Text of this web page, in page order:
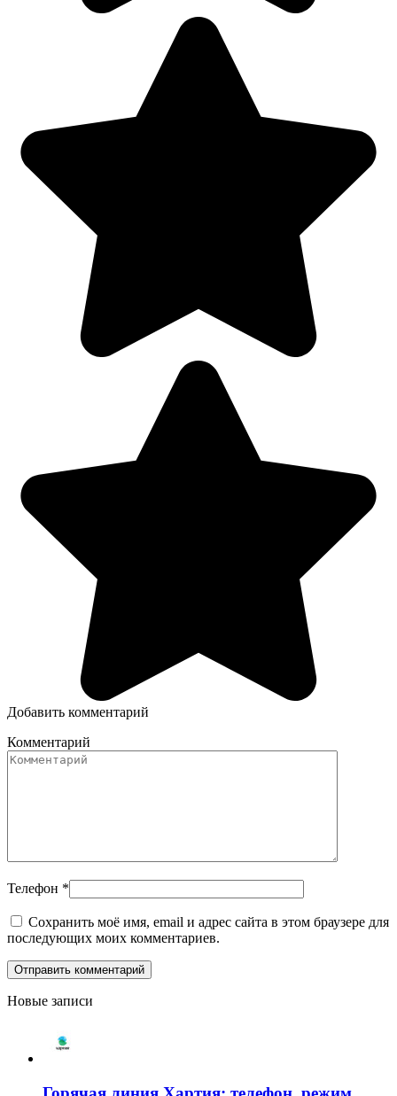
Добавить комментарий
Комментарий
Телефон *
Сохранить моё имя, email и адрес сайта в этом браузере для
последующих моих комментариев.
Новые записи